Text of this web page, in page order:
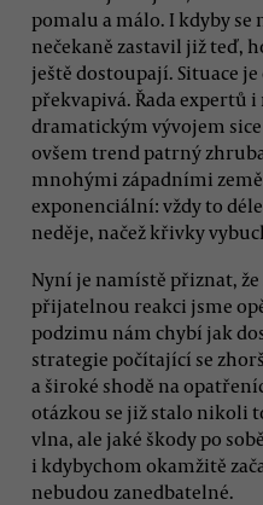
pomalu a málo. I kdyby
nečekaně zastavil již teď,
ještě dostoupají. Situace
překvapivá. Řada expertů
dramatickým vývojem
ovšem trend patrný
mnohými západními
exponenciální: vždy to
neděje, načež křivky
Nyní je namístě přiznat,
přijatelnou reakci jsme
podzimu nám chybí jak
strategie počítající se
a široké shodě na
otázkou se již stalo nikoli
vlna, ale jaké škody po
i kdybychom okamžitě
nebudou zanedbatelné.